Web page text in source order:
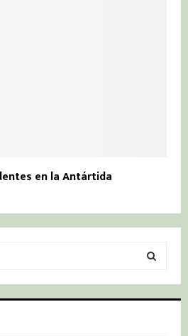
en la Antártida
S